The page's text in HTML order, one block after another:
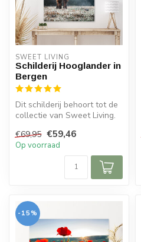
SWEET LIVING
Schilderij Hooglander in
Bergen
Dit schilderij behoort tot de
collectie van Sweet Living.
€69,95 €59,46
Op voorraad
-15%